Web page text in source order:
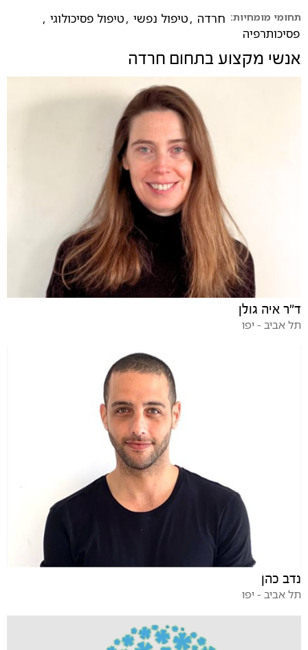
תחומי מומחיות: חרדה ,טיפול נפשי ,טיפול פסיכולוגי ,
פסיכותרפיה
אנשי מקצוע בתחום חרדה
ד"ר איה גולן
תל אביב - יפו
נדב כהן
תל אביב - יפו